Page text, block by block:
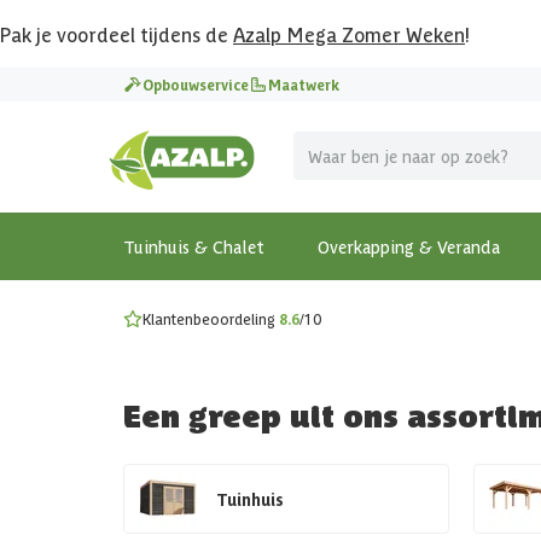
Pak je voordeel tijdens de Azalp Mega Zomer Weken!
Opbouwservice Maatwerk
Tuinhuis & Chalet Overkapping & Veranda
Vier vakantie in je tuin
MEGA zomer kortingen op overkappingen en
Bekijk de actiemodellen
Gratis wandplankset
Ontdek onze metalen overkappingen
Klantenbeoordeling 8.6/10
Een greep uit ons
Tuinhuis